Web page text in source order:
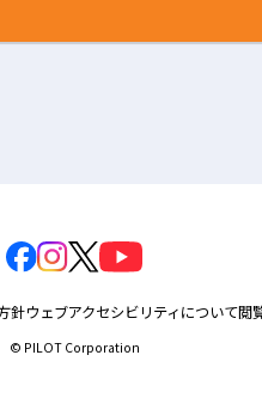
針ウェブアクセシビリティについて閲
© PILOT Corporation